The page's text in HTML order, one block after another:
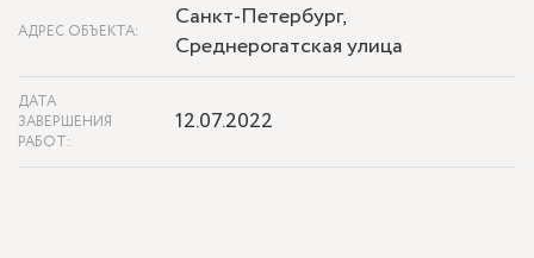
АДРЕС ОБЪЕКТА:
Санкт-Петербург,
Среднерогатская улица
ДАТА
ЗАВЕРШЕНИЯ
РАБОТ:
12.07.2022